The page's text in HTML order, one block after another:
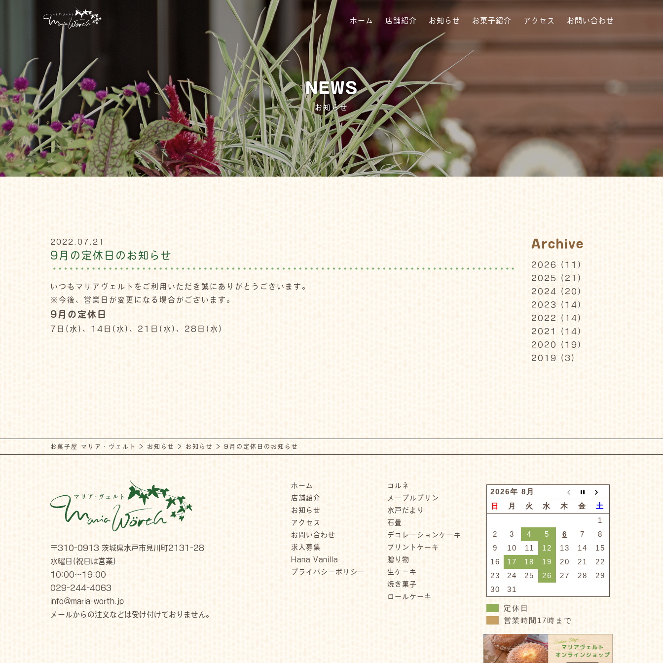
お菓子屋 マリア・ヴェルト
ホーム 店舗紹介 お知らせ お菓子紹介 アクセス お問い合わせ
NEWS
お知らせ
2022.07.21
9月の定休日のお知らせ
いつもマリアヴェルトをご利用いただき誠にありがとうございます。
※今後、営業日が変更になる場合がございます。
9月の定休日
7日(水)、14日(水)、21日(水)、28日(水)
Archive
2026
(11)
2025
(21)
2024
(20)
2023
(14)
2022
(14)
2021
(14)
2020
(19)
2019
(3)
お菓子屋 マリア・ヴェルト > お知らせ > お知らせ > 9月の定休日のお知らせ
〒310-0913 茨城県水戸市見川町2131-28
水曜日(祝日は営業)
10:00～19:00
029-244-4063
info@maria-worth.jp
メールからの注文などは受け付けておりません。
ホーム
店舗紹介
お知らせ
アクセス
お問い合わせ
求人募集
Hana Vanilla
プライバシーポリシー
コルネ
メープルプリン
水戸だより
石畳
デコレーションケーキ
プリントケーキ
贈り物
生ケーキ
焼き菓子
ロールケーキ
2026年 8月
日
月 火 水 木 金
土
1
2
3 4 5 6 7
8
9
10 11 12 13 14
15
16
17 18 19 20 21
22
23
24 25 26 27 28
29
30
31
定休日
営業時間17時まで